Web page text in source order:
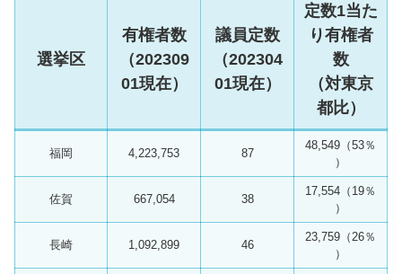
選挙区
有権者数
（202309
01現在）
議員定数
（202304
01現在）
定数1当た
り有権者
数
（対東京
都比）
福岡 4,223,753 87
48,549（53％
）
佐賀 667,054 38
17,554（19％
）
長崎 1,092,899 46
23,759（26％
）